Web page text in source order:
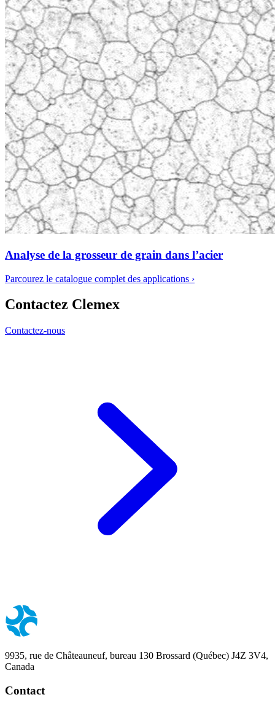
Analyse de la grosseur de grain dans l’acier
Parcourez le catalogue complet des applications ›
Contactez Clemex
Contactez-nous
9935, rue de Châteauneuf, bureau 130 Brossard (Québec) J4Z 3V4,
Canada
Contact